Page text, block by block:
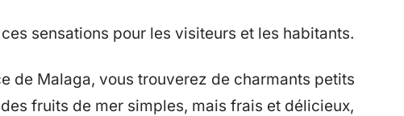
sensations pour les visiteurs et les habitants.
de Malaga, vous trouverez de charmants petits
fruits de mer simples, mais frais et délicieux,